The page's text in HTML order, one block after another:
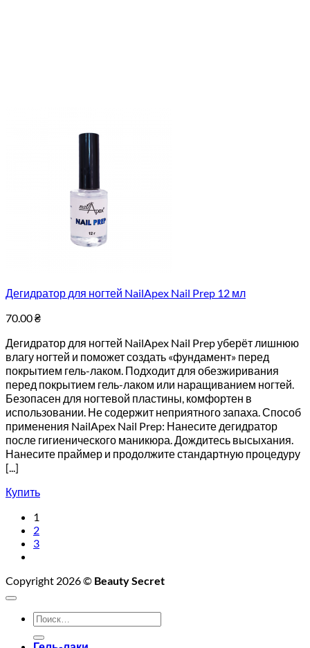
Дегидратор для ногтей NailApex Nail Prep 12 мл
70.00₴
Дегидратор для ногтей NailApex Nail Prep уберёт лишнюю
влагу ногтей и поможет создать «фундамент» перед
покрытием гель-лаком. Подходит для обезжиривания
перед покрытием гель-лаком или наращиванием ногтей.
Безопасен для ногтевой пластины, комфортен в
использовании. Не содержит неприятного запаха. Способ
применения NailApex Nail Prep: Нанесите дегидратор
после гигиенического маникюра. Дождитесь высыхания.
Нанесите праймер и продолжите стандартную процедуру
[...]
Купить
1
2
3
Copyright 2026 © Beauty Secret
Искать: